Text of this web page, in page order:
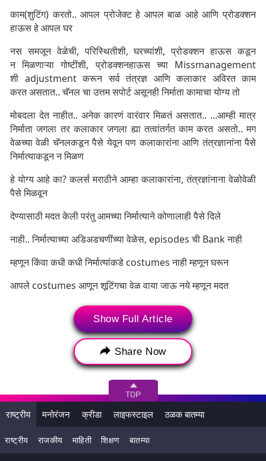
काम(शुटिंग) करतो.. आपल प्रोजेक्ट हे आपल बाळ आहे आणि प्रोडक्शन
हाऊस हे आपल घर
नस समजून वेळेची, परिस्थितीशी, घरच्यांशी, प्रोडक्शन हाऊस कडून
न मिळणाऱ्या गोष्टींशी, प्रोडक्शनहाऊस च्या Missmanagement
शी adjustment करून सर्व तंत्रज्ञ आणि कलाकार अविरत काम
करत असतात.. चॅनल चा उत्तम सपोर्ट असूनही निर्माता कामाचा योग्य तो
मोबदला देत नाहीत.. अनेक कारणं वारंवार मिळतं असतात.. ...आम्ही मात्र
निर्माता जगला तर कलाकार जगला ह्या तत्वांतर्गत काम करत असतो.. मग
वेळच्या वेळी चॅनलकडून पैसे येवून पण कलाकारांना आणि तंत्रज्ञानांना पैसे
निर्मात्याकडून न मिळण
हे योग्य आहे का? कलर्स मराठीने आम्हा कलाकारांना, तंत्रज्ञांनाना वेळोवेळी
पैसे मिळवून
देण्यासाठी मदत केली परंतु आमच्या निर्मात्याने कोणालाही पैसे दिले
नाही.. निर्मात्याच्या अडिअडचणींच्या वेळेस, episodes ची Bank नाही
म्हणून किंवा कधी कधी निर्मात्यांकडे costumes नाही म्हणून घरून
आपले costumes आणून शूटिंगचा वेळ वाया जाऊ नये म्हणून मदत
करणे आता चुक आहे का?
आपल्याच मेहनतीचा हक्काचा पैसा मोबदला भिक मागीतल्या सारखा
सतत मागत रहाणे हे योग्य आहे का?
दरम्यान हीच सारखी पोस्ट शर्मिष्ठा राऊत, मृणाल दुसानीस, संग्राम समेळ
यांनी इंस्टाग्रामवर पोस्ट केली आहे.
Show Full Article
Share Now
राष्ट्रीय मनोरंजन क्रीडा लाइफस्टाइल ठळक बातम्या
राष्ट्रीय राजकीय माहिती शिक्षण बातम्या